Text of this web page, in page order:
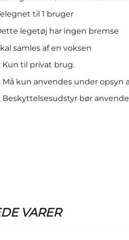
til 1 bruger
legetøj har ingen bremse
samles af en voksen
Kun til privat brug.
Må kun anvendes under opsyn
Beskyttelsesudstyr bør
VARER